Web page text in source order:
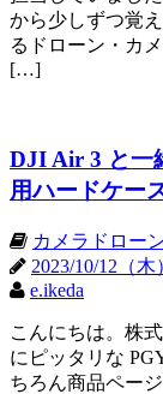
から少しずつ覚
るドローン・カ
[…]
DJI Air 3 と一
用ハードケー
カメラドロー
2023/10/12（木
e.ikeda
こんにちは。株
にピッタリな
ちろん商品ペー